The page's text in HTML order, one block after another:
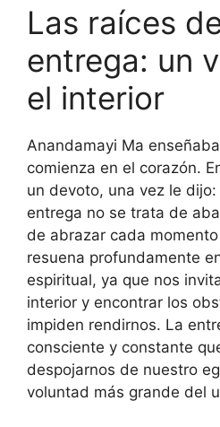
Las raíces
entrega: un
el interior
Anandamayi Ma
comienza en el corazón.
un devoto, una vez le dijo:
entrega no se trata de
de abrazar cada
resuena profundamente
espiritual, ya que nos
interior y encontrar los
impiden rendirnos. La
consciente y constante
despojarnos de nuestro
voluntad más grande del